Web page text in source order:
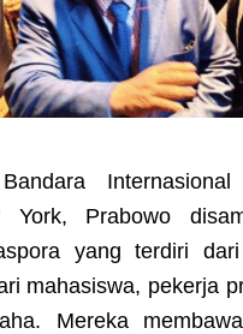
York, Prabowo
yang terdiri
mahasiswa, pekerja
Mereka